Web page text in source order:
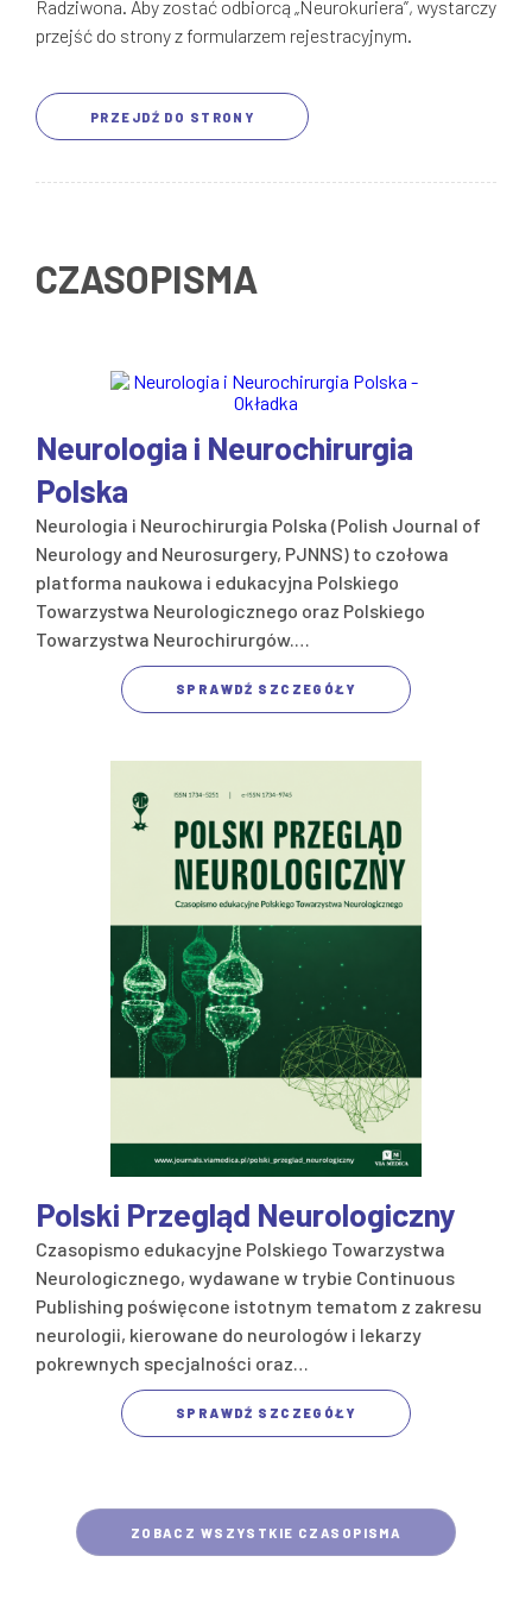
Radziwona. Aby zostać odbiorcą „Neurokuriera”, wystarczy
przejść do strony z formularzem rejestracyjnym.
PRZEJDŹ DO STRONY
CZASOPISMA
Neurologia i Neurochirurgia
Polska
Neurologia i Neurochirurgia Polska (Polish Journal of
Neurology and Neurosurgery, PJNNS) to czołowa
platforma naukowa i edukacyjna Polskiego
Towarzystwa Neurologicznego oraz Polskiego
Towarzystwa Neurochirurgów.…
SPRAWDŹ SZCZEGÓŁY
Polski Przegląd Neurologiczny
Czasopismo edukacyjne Polskiego Towarzystwa
Neurologicznego, wydawane w trybie Continuous
Publishing poświęcone istotnym tematom z zakresu
neurologii, kierowane do neurologów i lekarzy
pokrewnych specjalności oraz…
SPRAWDŹ SZCZEGÓŁY
ZOBACZ WSZYSTKIE CZASOPISMA